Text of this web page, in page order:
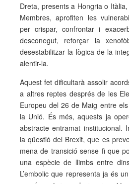
Dreta, presents a Hongria o Itàlia,
Membres, aprofiten les
per crispar, confrontar i
desconegut, reforçar la
desestabilitzar la lògica de la
alentir-la.
Aquest fet dificultarà assolir
a altres reptes després de les
Europeu del 26 de Maig entre
la Unió. És més, aquests ja
abstracte entramat institucional.
la qüestió del Brexit, que es
mena de transició sense fi que
una espècie de llimbs entre
L’embolic que representa ja és